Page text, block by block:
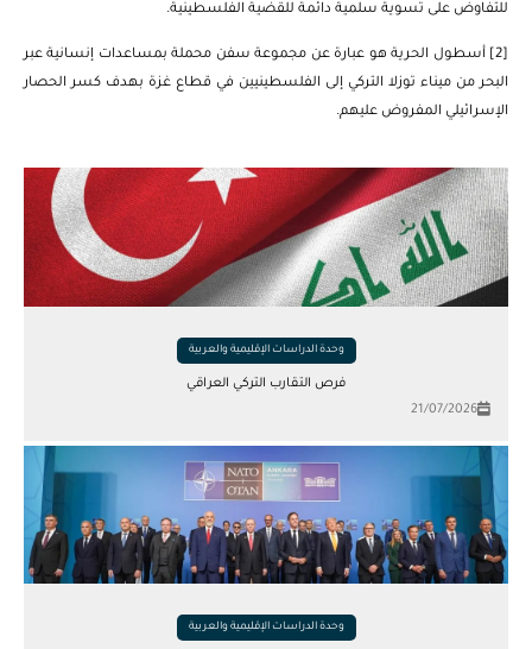
للتفاوض على تسوية سلمية دائمة للقضية الفلسطينية.
[2]
أسطول الحرية هو عبارة عن مجموعة سفن محملة بمساعدات إنسانية عبر
البحر من ميناء توزلا التركي إلى الفلسطينيين في قطاع غزة بهدف كسر الحصار
الإسرائيلي المفروض عليهم.
وحدة الدراسات الإقليمية والعربية
فرص التقارب التركي العراقي
21/07/2026
وحدة الدراسات الإقليمية والعربية